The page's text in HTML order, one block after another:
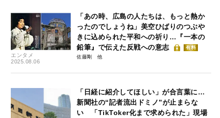
エンタメ
2025.08.06
「あの時、広島の人たちは、もっと熱か
ったのでしょうね」美空ひばりのつぶや
きに込められた平和への祈り…『一本の
鉛筆』で伝えた反戦への意志
有料
佐藤剛
「日経に紹介してほしい」が合言葉に…
新聞社の“記者流出ドミノ”が止まらな
い 「TikToker化まで求められた」現場